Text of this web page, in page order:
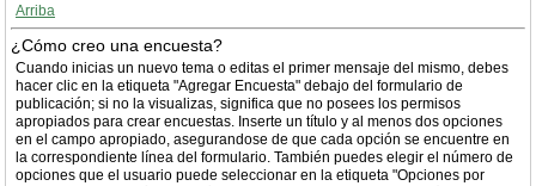
Arriba
¿Cómo creo una encuesta?
Cuando inicias un nuevo tema o editas el primer mensaje del mismo, debes
hacer clic en la etiqueta "Agregar Encuesta" debajo del formulario de
publicación; si no la visualizas, significa que no posees los permisos
apropiados para crear encuestas. Inserte un título y al menos dos opciones
en el campo apropiado, asegurandose de que cada opción se encuentre en
la correspondiente línea del formulario. También puedes elegir el número de
opciones que el usuario puede seleccionar en la etiqueta "Opciones por